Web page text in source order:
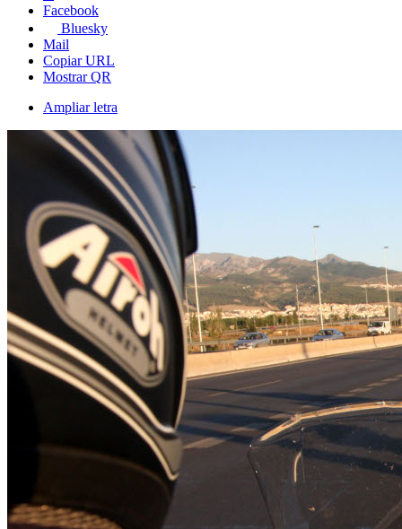
Facebook
Bluesky
Mail
Copiar URL
Mostrar QR
Ampliar letra